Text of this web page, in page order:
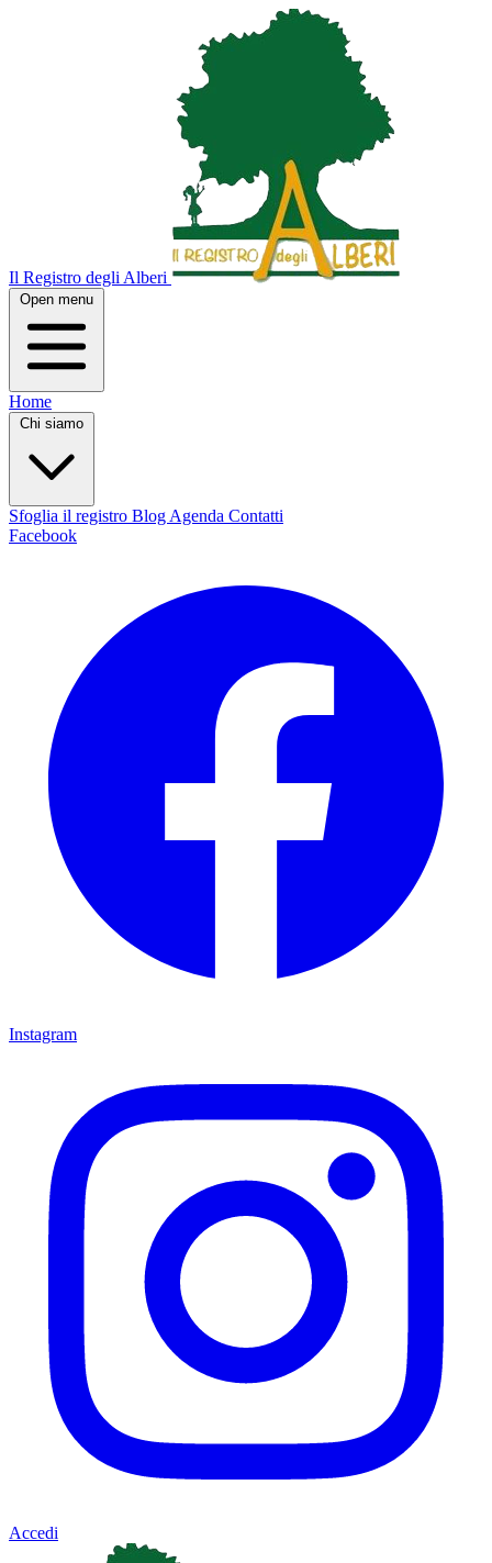
Il Registro degli Alberi
Open menu
Home
Chi siamo
Sfoglia il registro Blog Agenda Contatti
Facebook
Instagram
Accedi